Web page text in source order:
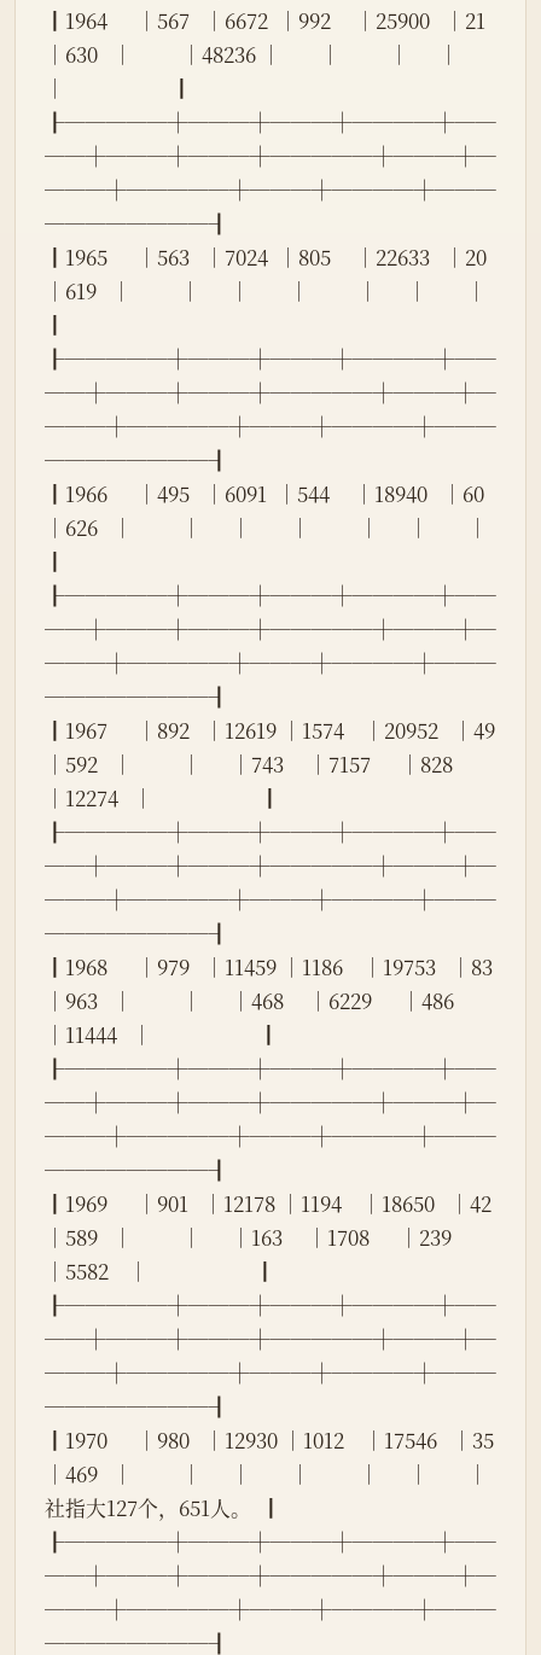
┃1964      │567   │6672  │992     │25900   │21
│630   │          │48236 │        │          │      │
│                      ┃
┠─────┼───┼───┼────┼──
──┼───┼───┼─────┼───┼─
───┼─────┼───┼────┼───
────────┨
┃1965      │563   │7024  │805     │22633   │20
│619   │          │      │        │          │      │        │
┃
┠─────┼───┼───┼────┼──
──┼───┼───┼─────┼───┼─
───┼─────┼───┼────┼───
────────┨
┃1966      │495   │6091  │544     │18940   │60
│626   │          │      │        │          │      │        │
┃
┠─────┼───┼───┼────┼──
──┼───┼───┼─────┼───┼─
───┼─────┼───┼────┼───
────────┨
┃1967      │892   │12619 │1574    │20952   │49
│592   │          │      │743     │7157      │828
│12274   │                      ┃
┠─────┼───┼───┼────┼──
──┼───┼───┼─────┼───┼─
───┼─────┼───┼────┼───
────────┨
┃1968      │979   │11459 │1186    │19753   │83
│963   │          │      │468     │6229      │486
│11444   │                      ┃
┠─────┼───┼───┼────┼──
──┼───┼───┼─────┼───┼─
───┼─────┼───┼────┼───
────────┨
┃1969      │901   │12178 │1194    │18650   │42
│589   │          │      │163     │1708      │239
│5582    │                      ┃
┠─────┼───┼───┼────┼──
──┼───┼───┼─────┼───┼─
───┼─────┼───┼────┼───
────────┨
┃1970      │980   │12930 │1012    │17546   │35
│469   │          │      │        │          │      │        │
社指大127个，651人。  ┃
┠─────┼───┼───┼────┼──
──┼───┼───┼─────┼───┼─
───┼─────┼───┼────┼───
────────┨